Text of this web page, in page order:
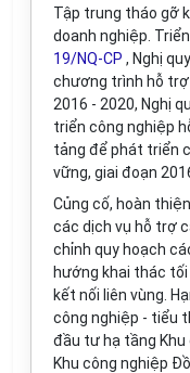
Tập trung tháo gỡ
doanh nghiệp.
19/NQ-CP , Nghị
chương trình hỗ trợ
2016 - 2020, Nghị
triển công nghiệp
tảng đểphát triển
vững, giai đoạn
Củng cố, hoàn
các dịch vụ hỗ trợ
chỉnh quy hoạch
hướng khai thác
kết nối liên vùng.
công nghiệp - tiểu
đầu tư hạ tầng Khu
Khu công nghiệp